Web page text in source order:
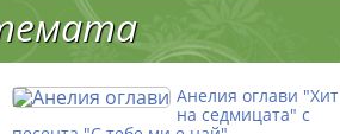
Анелия оглави "Хит
на седмицата" с